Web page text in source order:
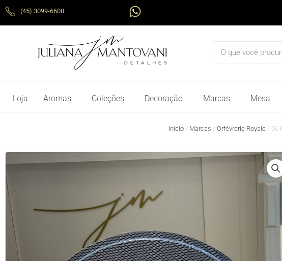
para
(45) 3099-6608
W
h
t
s
Loja Aromas Coleções Decoração Marcas Mesa
Início/ Marcas / Orfèvrerie Royale/ 06